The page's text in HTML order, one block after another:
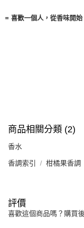
= 喜歡一個人，從香味開始
商品相關分類 (2)
香水
香調索引 柑橘果香調
評價
喜歡這個商品嗎？購買